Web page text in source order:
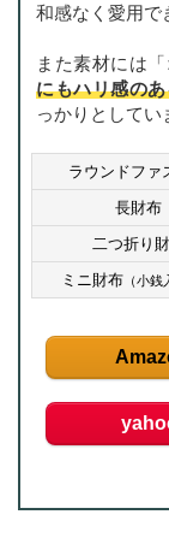
和感なく愛用で
また素材には
にもハリ感の
っかりとしてい
ラウンドファ
長財布
二つ折り
ミニ財布 （小銭